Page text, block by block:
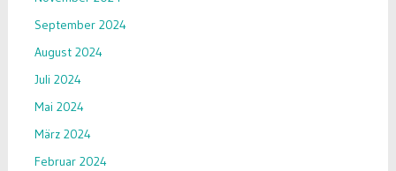
September 2024
August 2024
Juli 2024
Mai 2024
März 2024
Februar 2024